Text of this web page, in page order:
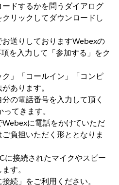
ードするかを問うダイアログ
リックしてダウンロードし
お送りしておりますWebexの
を入力して「参加する」をク
ク」「コールイン」「コンピ
あります。
の電話番号を入力して頂く
てきます。
Webexに電話をかけていただ
負担いただく形ととなりま
に接続されたマイクやスピー
す。
続」をご利用ください。